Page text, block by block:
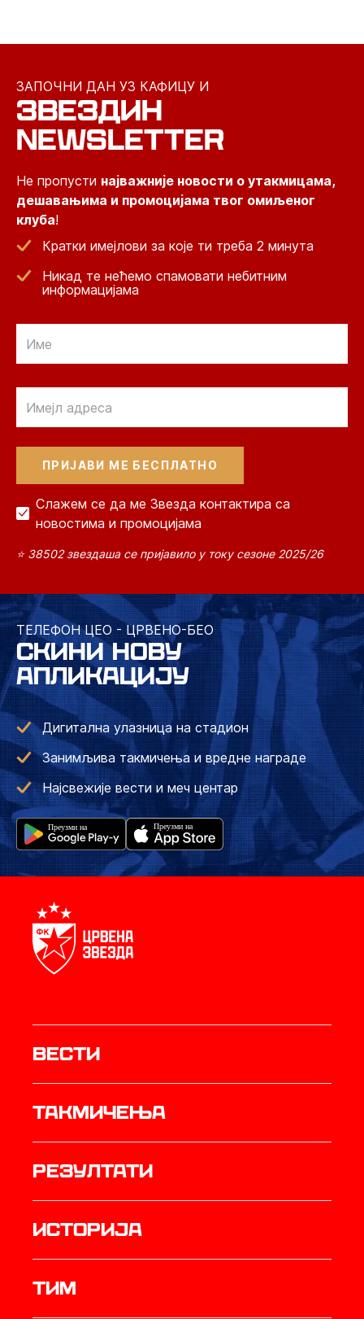
ЗАПОЧНИ ДАН УЗ КАФИЦУ И
ЗВЕЗДИН
NEWSLETTER
Не пропусти најважније новости о утакмицама,
дешавањима и промоцијама твог омиљеног
клуба!
Кратки имејлови за које ти треба 2 минута
Никад те нећемо спамовати небитним
информацијама
Слажем се да ме Звезда контактира са
новостима и промоцијама
⭐ 38502 звездаша се пријавило у току сезоне 2025/26
ТЕЛЕФОН ЦЕО - ЦРВЕНО-БЕО
СКИНИ НОВУ
АПЛИКАЦИЈУ
Дигитална улазница на стадион
Занимљива такмичења и вредне награде
Најсвежије вести и меч центар
Вести
Такмичења
резултати
историја
ТИМ